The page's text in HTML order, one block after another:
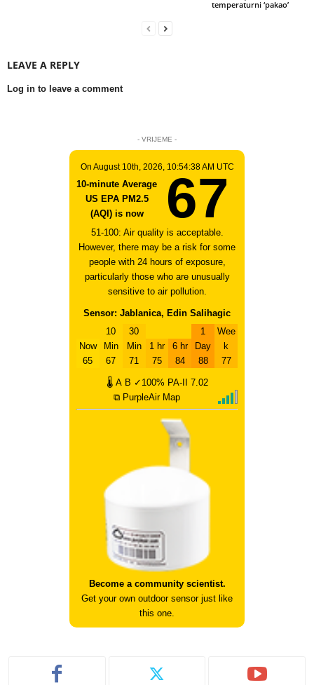
temperaturni ‘pakao’
LEAVE A REPLY
Log in to leave a comment
- VRIJEME -
On August 10th, 2026, 10:54:38 AM UTC
10-minute Average
US EPA PM2.5
(AQI) is now
67
51-100: Air quality is acceptable.
However, there may be a risk for some
people with 24 hours of exposure,
particularly those who are unusually
sensitive to air pollution.
Sensor: Jablanica, Edin Salihagic
Now
65
10
Min
67
30
Min
71
1 hr
75
6 hr
84
1
Day
88
Wee
k
77
🌡 A B ✓100% PA-II
7.02
⧉ PurpleAir Map
Become a community scientist.
Get your own outdoor sensor just like
this one.